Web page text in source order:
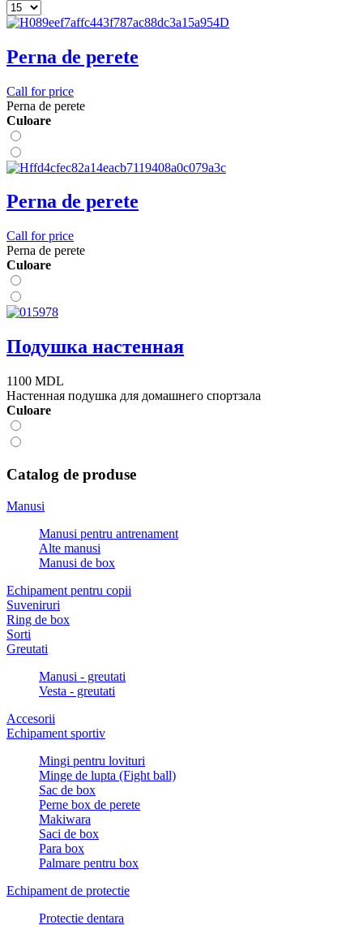
Perna de perete
Call for price
Perna de perete
Сuloare
Perna de perete
Call for price
Perna de perete
Сuloare
Подушка настенная
1100 MDL
Настенная подушка для домашнего спортзала
Сuloare
Catalog de produse
Manusi
Manusi pentru antrenament
Alte manusi
Manusi de box
Echipament pentru copii
Suveniruri
Ring de box
Sorti
Greutati
Manusi - greutati
Vesta - greutati
Accesorii
Echipament sportiv
Mingi pentru lovituri
Minge de lupta (Fight ball)
Sac de box
Perne box de perete
Makiwara
Saci de box
Para box
Palmare pentru box
Echipament de protectie
Protectie dentara